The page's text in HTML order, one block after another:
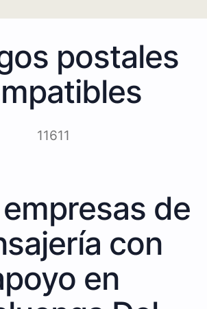
postales
11611
de
con
en